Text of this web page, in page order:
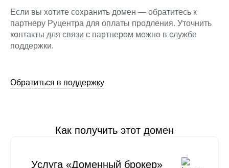
Если вы хотите сохранить домен — обратитесь к
партнеру Руцентра для оплаты продления. Уточнить
контакты для связи с партнером можно в службе
поддержки.
Обратиться в поддержку
Как получить этот домен
Услуга «Доменный брокер»